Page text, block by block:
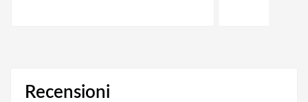
Recensioni